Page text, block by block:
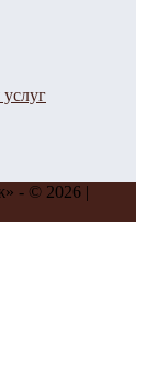
- © 2026 |